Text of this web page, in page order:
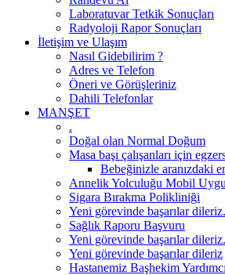
Laboratuvar Tetkik Sonuçları
Radyoloji Rapor Sonuçları
İletişim ve Ulaşım
Nasıl Gidebilirim ?
Adres ve Telefon
Öneri ve Görüşleriniz
Dahili Telefonlar
MANŞET
.
Doğal olan Normal Doğum
Masa başı çalışanları için
Bebeğinizle aranızdaki
Annelik Yolculuğu Mobil
Sigara Bırakma Polikliniği
Yeni görevinde başarılar dileriz.
Sağlık Raporu Başvuru
Yeni görevinde başarılar dileriz.
Yeni görevinde başarılar dileriz
Hastanemiz Başhekim